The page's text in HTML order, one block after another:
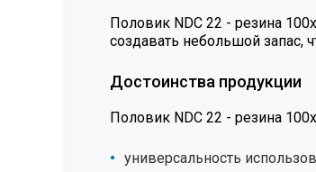
Половик NDC 22 - резина
создавать небольшой запас,
Достоинства продукции
Половик NDC 22 - резина
универсальность